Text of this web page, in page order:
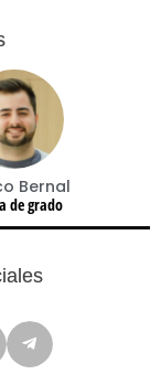
Bernal
de grado